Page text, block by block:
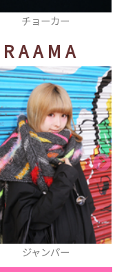
ジャンパー